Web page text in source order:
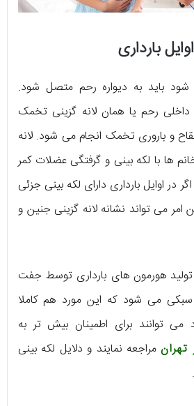
بارداری
شود باید به دیواره رحم متصل شود.
رحم یا همان لانه گزینی تخمک
بعد از لقاح و باروری تخمک انجام می شود. لانه
از خانم ها با لکه بینی و گرفتگی عضلات کمر
در اوایل بارداری دارای لکه بینی جزئی
امر می تواند نشانه لانه گزینی جنین و
هورمون های بارداری توسط جفت
می شود که این مورد هم کاملا
می توانند برای اطمینان بیش تر به
تهرانمراجعه نمایند و دلایل لکه بینی